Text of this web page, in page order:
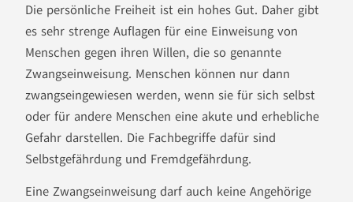
Die persönliche Freiheit ist ein hohes Gut. Daher gibt
es sehr strenge Auflagen für eine Einweisung von
Menschen gegen ihren Willen, die so genannte
Zwangseinweisung. Menschen können nur dann
zwangseingewiesen werden, wenn sie für sich selbst
oder für andere Menschen eine akute und erhebliche
Gefahr darstellen. Die Fachbegriffe dafür sind
Selbstgefährdung und Fremdgefährdung.
Eine Zwangseinweisung darf auch keine Angehörige